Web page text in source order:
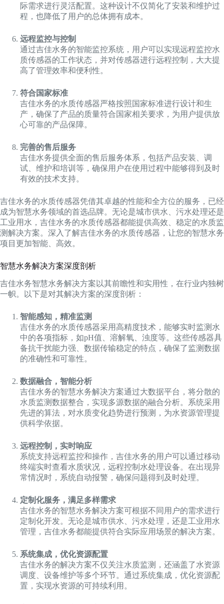
际需求进行灵活配置。这种设计不仅简化了安装和维护过
程，也降低了用户的总体拥有成本。
远程监控与控制
通过吉佳水务的智能监控系统，用户可以实现远程监控水
质传感器的工作状态，并对传感器进行远程控制，大大提
高了管理效率和便利性。
符合国家标准
吉佳水务的水质传感器严格按照国家标准进行设计和生
产，确保了产品的质量符合国家相关要求，为用户提供放
心可靠的产品保障。
完善的售后服务
吉佳水务提供全面的售后服务体系，包括产品安装、调
试、维护和培训等，确保用户在使用过程中能够得到及时
有效的技术支持。
吉佳水务的水质传感器凭借其卓越的性能和全方位的服务，已经
成为智慧水务领域的首选品牌。无论是城市供水、污水处理还是
工业用水，吉佳水务的水质传感器都能提供高效、稳定的水质监
测解决方案。深入了解吉佳水务的水质传感器，让您的智慧水务
项目更加智能、高效。
智慧水务解决方案深度剖析
吉佳水务智慧水务解决方案以其前瞻性和实用性，在行业内独树
一帜。以下是对其解决方案的深度剖析：
智能感知，精准监测
吉佳水务的水质传感器采用高精度技术，能够实时监测水
中的各项指标，如pH值、溶解氧、浊度等。这些传感器具
备抗干扰能力强、数据传输稳定的特点，确保了监测数据
的准确性和可靠性。
数据融合，智能分析
吉佳水务的智慧水务解决方案通过大数据平台，将分散的
水质监测数据整合，实现多源数据的融合分析。系统采用
先进的算法，对水质变化趋势进行预测，为水资源管理提
供科学依据。
远程控制，实时响应
系统支持远程监控和操作，吉佳水务的用户可以通过移动
终端实时查看水质状况，远程控制水处理设备。在出现异
常情况时，系统自动报警，确保问题得到及时处理。
定制化服务，满足多样需求
吉佳水务的智慧水务解决方案可根据不同用户的需求进行
定制化开发。无论是城市供水、污水处理，还是工业用水
管理，吉佳水务都能提供符合实际应用场景的解决方案。
系统集成，优化资源配置
吉佳水务的解决方案不仅关注水质监测，还涵盖了水资源
调度、设备维护等多个环节。通过系统集成，优化资源配
置，实现水资源的可持续利用。